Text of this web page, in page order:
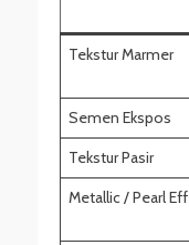
Tekstur Marmer
Semen Ekspos
Tekstur Pasir
Metallic / Pearl